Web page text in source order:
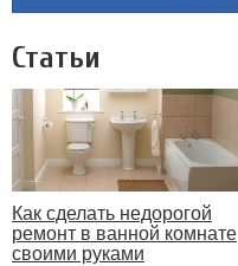
Статьи
Как сделать недорогой
ремонт в ванной комнате
своими руками